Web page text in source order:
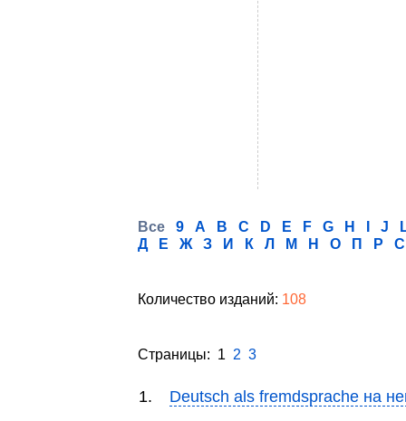
Все 9 A B C D E F G H J
Д
Е Ж З И К Л М Н О П Р С
Количество изданий: 108
Страницы: 1 2 3
1.
Deutsch als fremdsprache на